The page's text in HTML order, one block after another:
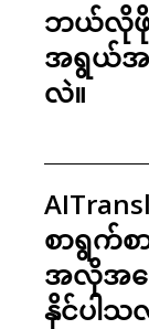
ဘယ်လိုဖို
အရွယ်အစ
လဲ။
စာရွက်စ
အလိုအလ
နိုင်ပါသ